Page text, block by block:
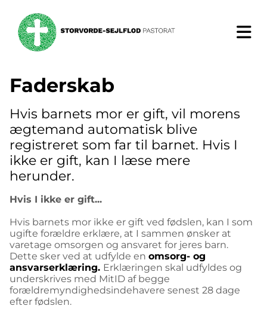
Faderskab
Hvis barnets mor er gift, vil morens
ægtemand automatisk blive
registreret som far til barnet. Hvis I
ikke er gift, kan I læse mere
herunder.
Hvis I ikke er gift...
Hvis barnets mor ikke er gift ved fødslen, kan I som
ugifte forældre erklære, at I sammen ønsker at
varetage omsorgen og ansvaret for jeres barn.
Dette sker ved at udfylde en omsorg- og
ansvarserklæring. Erklæringen skal udfyldes og
underskrives med MitID af begge
forældremyndighedsindehavere senest 28 dage
efter fødslen.